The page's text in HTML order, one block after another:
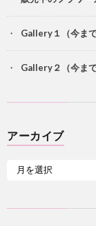
Gallery１（今ま
Gallery２（今ま
アーカイブ